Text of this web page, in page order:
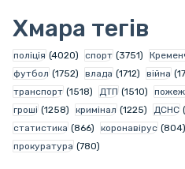
Хмара тегів
поліція (4020) спорт (3751)
футбол (1752) влада (1712) війна
транспорт (1518) ДТП (1510)
гроші (1258) кримінал (1225) ДСНС
статистика (866) коронавірус (804)
прокуратура (780)